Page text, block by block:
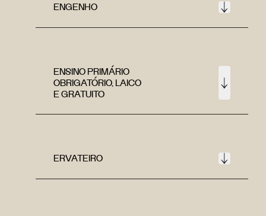
ENGENHO
ENSINO PRIMÁRIO
OBRIGATÓRIO, LAICO
E GRATUITO
ERVATEIRO